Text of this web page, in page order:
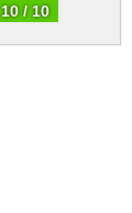
10 / 10